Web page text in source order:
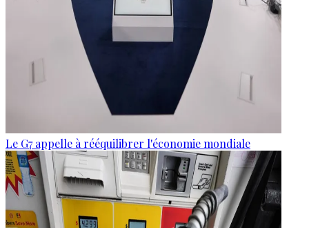
Le G7 appelle à rééquilibrer l'économie mondiale